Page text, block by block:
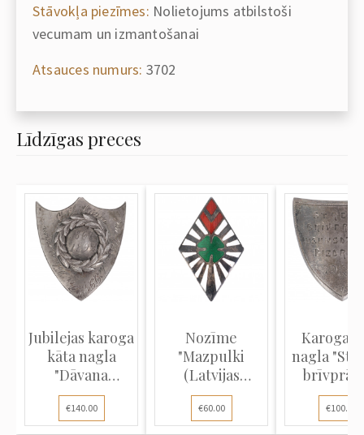
Stāvokļa piezīmes: Nolietojums atbilstoši
vecumam un izmantošanai
Atsauces numurs: 3702
Līdzīgas preces
Jubilejas karoga
kāta nagla
"Dāvana
Volmāras...
€140.00
Nozīme
"Mazpulki
(Latvijas
lauksaimniecības
j...
€60.00
Karoga
nagla
€100.00